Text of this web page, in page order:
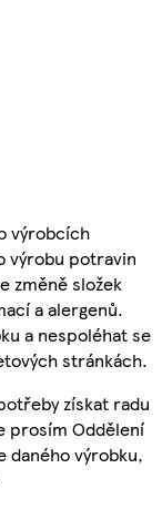
výrobcích
výrobu potravin
změně složek
a alergenů.
a nespoléhat se
stránkách.
získat radu
prosím Oddělení
daného výrobku,